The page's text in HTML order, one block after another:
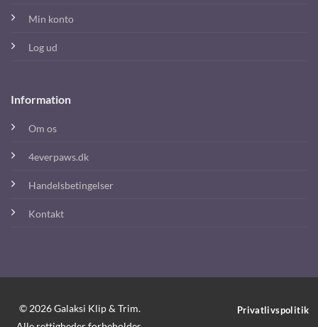
Min konto
Log ud
Information
Om os
4everpaws.dk
Handelsbetingelser
Kontakt
© 2026 Galaksi Klip & Trim.
Privatlivspolitik